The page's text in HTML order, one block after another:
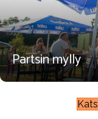
Partsin mylly